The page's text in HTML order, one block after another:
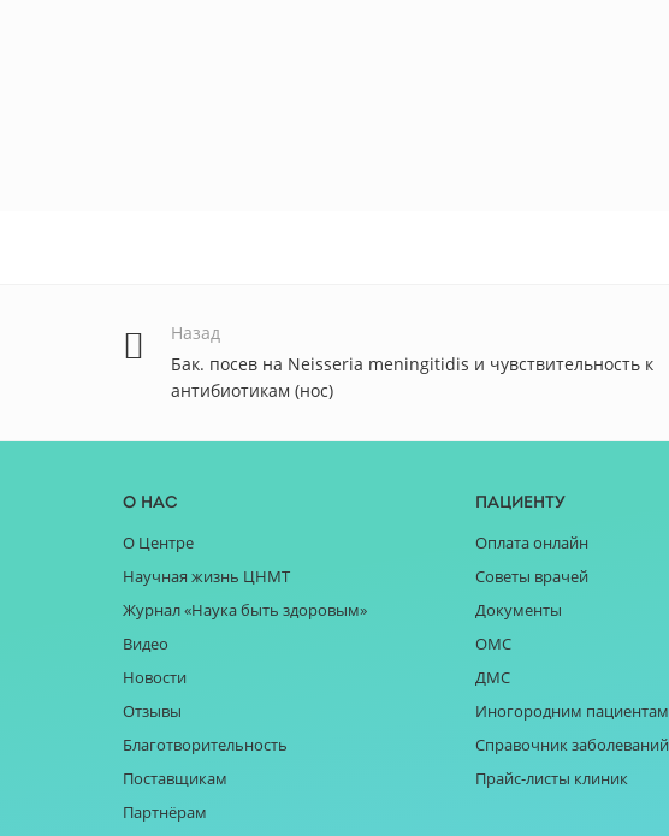
Назад
Бак. посев на Neisseria meningitidis и чувcтвительность к
антибиотикам (нос)
О нас
О Центре
Научная жизнь ЦНМТ
Журнал «Наука быть здоровым»
Видео
Новости
Отзывы
Благотворительность
Поставщикам
Партнёрам
Пациенту
Оплата онлайн
Советы врачей
Документы
ОМС
ДМС
Иногородним пациентам
Справочник заболеваний
Прайс-листы клиник